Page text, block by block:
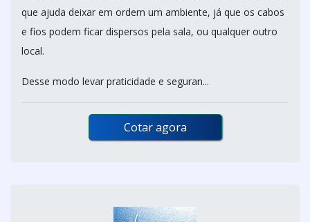
que ajuda deixar em ordem um ambiente, já que os cabos
e fios podem ficar dispersos pela sala, ou qualquer outro
local.
Desse modo levar praticidade e seguran...
Cotar agora